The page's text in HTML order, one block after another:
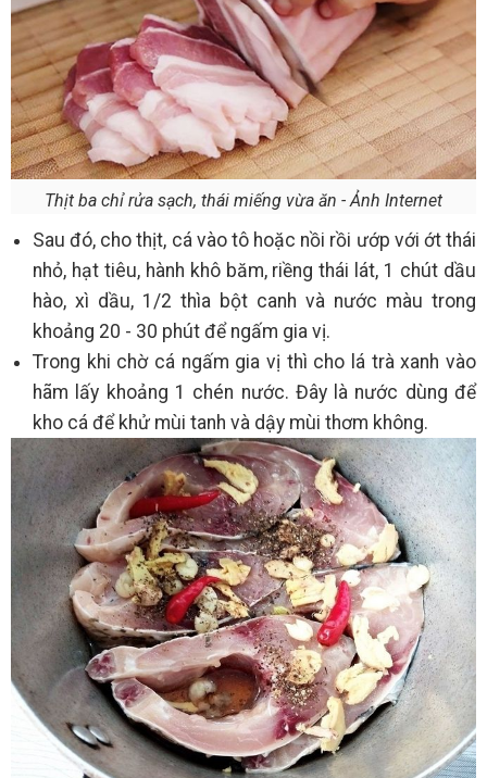
Thịt ba chỉ rửa sạch, thái miếng vừa ăn - Ảnh Internet
Sau đó, cho thịt, cá vào tô hoặc nồi rồi ướp với ớt thái
nhỏ, hạt tiêu, hành khô băm, riềng thái lát, 1 chút dầu
hào, xì dầu, 1/2 thìa bột canh và nước màu trong
khoảng 20 - 30 phút để ngấm gia vị.
Trong khi chờ cá ngấm gia vị thì cho lá trà xanh vào
hãm lấy khoảng 1 chén nước. Đây là nước dùng để
kho cá để khử mùi tanh và dậy mùi thơm không.